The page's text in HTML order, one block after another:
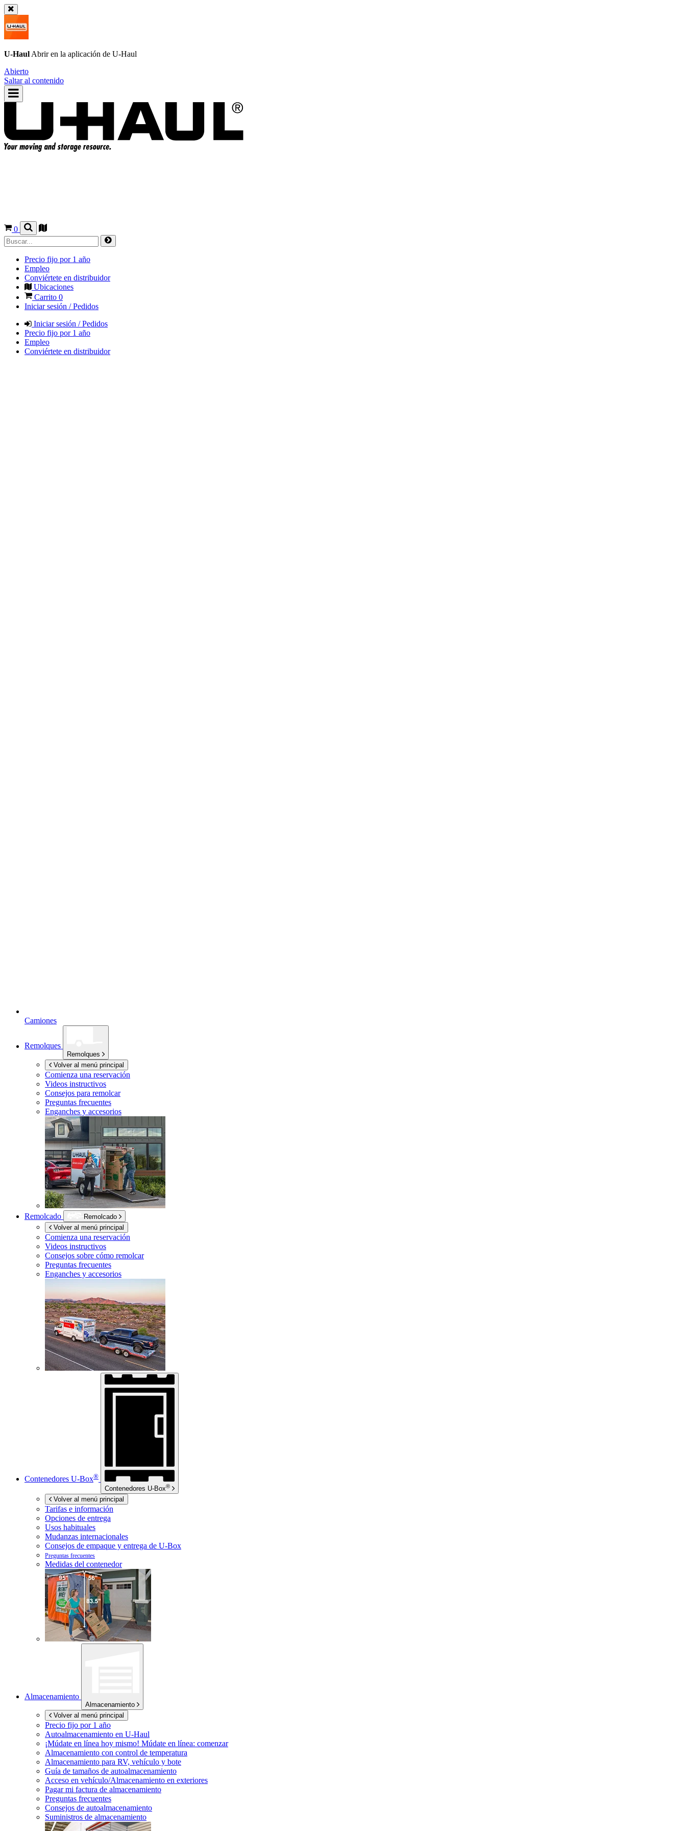
U-Haul Abrir en la aplicación de U-Haul
Abierto
Saltar al contenido
0
Precio fijo por 1 año
Empleo
Conviértete en distribuidor
Ubicaciones
Carrito 0
Iniciar sesión / Pedidos
Iniciar sesión / Pedidos
Precio fijo por 1 año
Empleo
Conviértete en distribuidor
Camiones
Remolques
Remolques
Volver al menú principal
Comienza una reservación
Videos instructivos
Consejos para remolcar
Preguntas frecuentes
Enganches y accesorios
Remolcado
Remolcado
Volver al menú principal
Comienza una reservación
Videos instructivos
Consejos sobre cómo remolcar
Preguntas frecuentes
Enganches y accesorios
Contenedores U-Box®
Contenedores U-Box®
Volver al menú principal
Tarifas e información
Opciones de entrega
Usos habituales
Mudanzas internacionales
Consejos de empaque y entrega de U-Box
Preguntas frecuentes
Medidas del contenedor
Almacenamiento
Almacenamiento
Volver al menú principal
Precio fijo por 1 año
Autoalmacenamiento en U-Haul
¡Múdate en línea hoy mismo! Múdate en línea: comenzar
Almacenamiento con control de temperatura
Almacenamiento para RV, vehículo y bote
Guía de tamaños de autoalmacenamiento
Acceso en vehículo/Almacenamiento en exteriores
Pagar mi factura de almacenamiento
Preguntas frecuentes
Consejos de autoalmacenamiento
Suministros de almacenamiento